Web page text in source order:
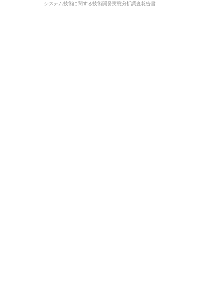
システム技術に関する技術開発実態分析調査報告書